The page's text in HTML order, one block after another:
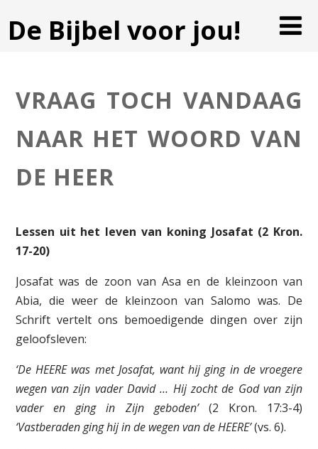
De Bijbel voor jou!
VRAAG TOCH VANDAAG
NAAR HET WOORD VAN
DE HEER
Lessen uit het leven van koning Josafat (2 Kron.
17-20)
Josafat was de zoon van Asa en de kleinzoon van
Abia, die weer de kleinzoon van Salomo was. De
Schrift vertelt ons bemoedigende dingen over zijn
geloofsleven:
‘De HEERE was met Josafat, want hij ging in de vroegere
wegen van zijn vader David … Hij zocht de God van zijn
vader en ging in Zijn geboden’ (2 Kron. 17:3-4)
‘Vastberaden ging hij in de wegen van de HEERE’(vs. 6).